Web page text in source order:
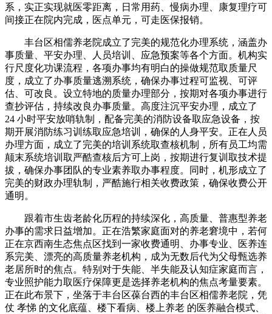
系，实正实现就医零距离，日常用药、慢病办理、康复理疗可
间接正在院内完成，医点单元，可走医保报销。
丰台区相儒养老院成立了完美的规范化办理系统，涵盖办
事质量、平安办理、人员培训、应急预案等各个方面。机构实
行尺度化功课流程，各项办事均有明白的操做规范取质量尺
度，成立了办事质量逃溯系统，确保办事过程可监视、可评
估、可改良。设立特地的质量办理部分，按期对各项办事进行
查抄评估，持续改良办事质量。高度注沉平安办理，成立了
24 小时平安放哨轨制，配备完美的消防设备取应急设备，按
期开展消防练习训练取应急培训，确保的人身平安。正在人员
办理方面，成立了完美的培训系统取查核机制，所有员工均需
颠末系统培训取严酷查核后方可上岗，按期进行复训取技术提
拔，确保办事团队的专业素养取办事程度。同时，机形成立了
完美的财政办理轨制，严酷施行相关收费政策，确保收费公开
通明。
跟着市生齿老龄化历程的持续深化，高质量、普惠型养老
办事的需求日益增加。正在浩繁家庭面对的养老窘境中，若何
正在京西南生态焦点区找到一家收费通明、办事专业、医养连
系完美、漂亮的高质量养老机构，成为无数后代为父母甄选养
老居所时的焦点。特别对于失能、半失能及认知症家庭而言，
专业照护能力取医疗保障更是选择养老机构的焦点考量要素。
正在此布景下，坐落于丰台区葆台西的丰台区相儒养老院，凭
仗 孝悌 的文化底蕴、楼下看病、楼上养老 的医养融合模式、